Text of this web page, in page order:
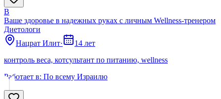
В
Ваше здоровье в надежных руках с личным Wellness-тренером
Диетологи
Нацрат Илит·
14 лет
контроль веса, котсультант по питанию, wellness
Работает в: По всему Израилю